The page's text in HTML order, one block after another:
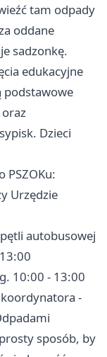
tam odpady
oddane
sadzonkę.
edukacyjne
podstawowe
Dzieci
PSZOKu:
Urzędzie
autobusowej
10:00 - 13:00
koordynatora -
sposób, by